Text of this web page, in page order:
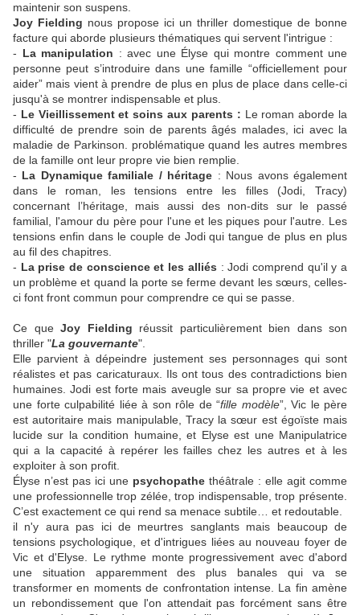
maintenir son suspens.
Joy Fielding nous propose ici un thriller domestique de bonne
facture qui aborde plusieurs thématiques qui servent l'intrigue :
- La manipulation : avec une Élyse qui montre comment une
personne peut s’introduire dans une famille “officiellement pour
aider” mais vient à prendre de plus en plus de place dans celle-ci
jusqu'à se montrer indispensable et plus.
- Le Vieillissement et soins aux parents : Le roman aborde la
difficulté de prendre soin de parents âgés malades, ici avec la
maladie de Parkinson. problématique quand les autres membres
de la famille ont leur propre vie bien remplie.
- La Dynamique familiale / héritage : Nous avons également
dans le roman, les tensions entre les filles (Jodi, Tracy)
concernant l’héritage, mais aussi des non-dits sur le passé
familial, l'amour du père pour l'une et les piques pour l'autre. Les
tensions enfin dans le couple de Jodi qui tangue de plus en plus
au fil des chapitres.
- La prise de conscience et les alliés : Jodi comprend qu'il y a
un problème et quand la porte se ferme devant les sœurs, celles-
ci font front commun pour comprendre ce qui se passe.
Ce que Joy Fielding réussit particulièrement bien dans son
thriller "La gouvernante".
Elle parvient à dépeindre justement ses personnages qui sont
réalistes et pas caricaturaux. Ils ont tous des contradictions bien
humaines. Jodi est forte mais aveugle sur sa propre vie et avec
une forte culpabilité liée à son rôle de “fille modèle”, Vic le père
est autoritaire mais manipulable, Tracy la sœur est égoïste mais
lucide sur la condition humaine, et Elyse est une Manipulatrice
qui a la capacité à repérer les failles chez les autres et à les
exploiter à son profit.
Élyse n’est pas ici une psychopathe théâtrale : elle agit comme
une professionnelle trop zélée, trop indispensable, trop présente.
C’est exactement ce qui rend sa menace subtile… et redoutable.
il n'y aura pas ici de meurtres sanglants mais beaucoup de
tensions psychologique, et d'intrigues liées au nouveau foyer de
Vic et d'Elyse. Le rythme monte progressivement avec d'abord
une situation apparemment des plus banales qui va se
transformer en moments de confrontation intense. La fin amène
un rebondissement que l'on attendait pas forcément sans être